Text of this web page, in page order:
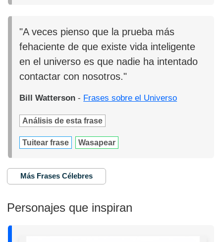
"A veces pienso que la prueba más
fehaciente de que existe vida inteligente
en el universo es que nadie ha intentado
contactar con nosotros."
Bill Watterson - Frases sobre el Universo
Análisis de esta frase
Tuitear frase Wasapear
Más Frases Célebres
Personajes que inspiran